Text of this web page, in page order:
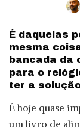
É daquelas
mesma
bancada da
para o
ter a
É hoje quase
um livro de